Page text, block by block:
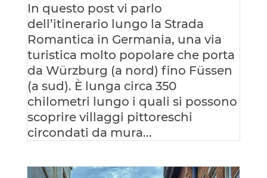
In questo post vi parlo
dell’itinerario lungo la Strada
Romantica in Germania, una via
turistica molto popolare che porta
da Würzburg (a nord) fino Füssen
(a sud). È lunga circa 350
chilometri lungo i quali si possono
scoprire villaggi pittoreschi
circondati da mura...